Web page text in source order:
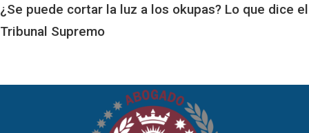
¿Se puede cortar la luz a los okupas? Lo que dice el
Tribunal Supremo